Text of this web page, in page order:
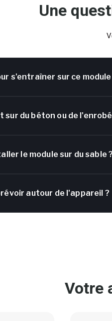
Une
s'entraîner sur ce module
du béton ou de
le module sur du sable ?
autour de l'appareil ?
Votre